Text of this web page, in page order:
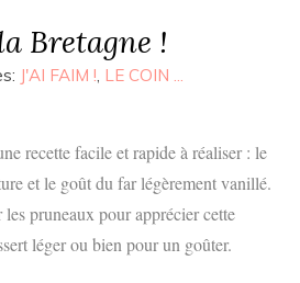
Bretagne !
J'AI FAIM !, LE COIN ...
recette facile et rapide à réaliser : le
et le goût du far légèrement vanillé.
pruneaux pour apprécier cette
léger ou bien pour un goûter.